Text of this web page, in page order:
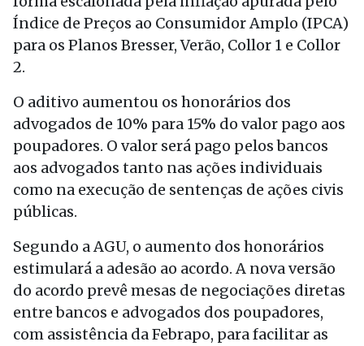
Índice de Preços ao Consumidor Amplo (IPCA)
para os Planos Bresser, Verão, Collor 1 e Collor
2.
O aditivo aumentou os honorários dos
advogados de 10% para 15% do valor pago aos
poupadores. O valor será pago pelos bancos
aos advogados tanto nas ações individuais
como na execução de sentenças de ações civis
públicas.
Segundo a AGU, o aumento dos honorários
estimulará a adesão ao acordo. A nova versão
do acordo prevê mesas de negociações diretas
entre bancos e advogados dos poupadores,
com assistência da Febrapo, para facilitar as